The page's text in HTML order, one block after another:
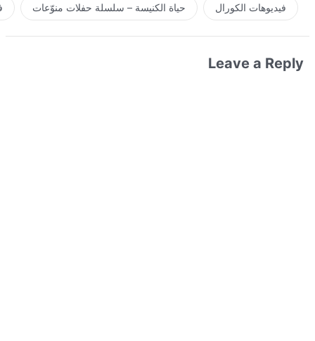
فيديوهات الكورال حياة الكنيسة – سلسلة حفلات منوّعات
Leave a Reply